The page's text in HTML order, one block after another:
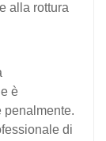
alla rottura
è
penalmente.
di